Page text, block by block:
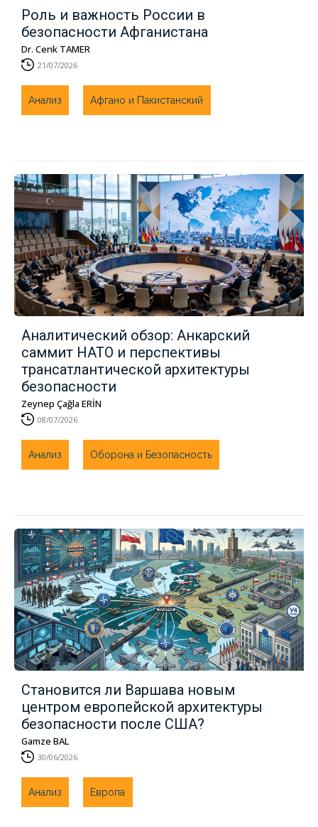
Роль и важность России в
безопасности Афганистана
Dr. Cenk TAMER
21/07/2026
Анализ Афгано и Пакистанский
Аналитический обзор: Анкарский
саммит НАТО и перспективы
трансатлантической архитектуры
безопасности
Zeynep Çağla ERİN
08/07/2026
Анализ Оборона и Безопасность
Становится ли Варшава новым
центром европейской архитектуры
безопасности после США?
Gamze BAL
30/06/2026
Анализ Европа